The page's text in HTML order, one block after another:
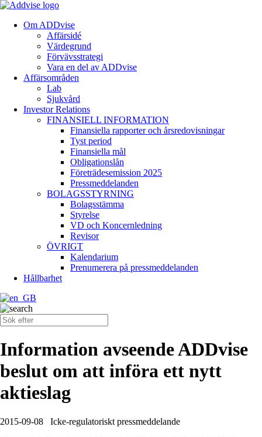
Om ADDvise
Affärsidé
Värdegrund
Förvävsstrategi
Vara en del av ADDvise
Affärsområden
Lab
Sjukvård
Investor Relations
FINANSIELL INFORMATION
Finansiella rapporter och årsredovisningar
Tyst period
Finansiella mål
Obligationslån
Företrädesemission 2025
Pressmeddelanden
BOLAGSSTYRNING
Bolagsstämma
Styrelse
VD och Koncernledning
Revisor
ÖVRIGT
Kalendarium
Prenumerera på pressmeddelanden
Hållbarhet
Information avseende ADDvise
beslut om att införa ett nytt
aktieslag
2015-09-08
Icke-regulatoriskt pressmeddelande